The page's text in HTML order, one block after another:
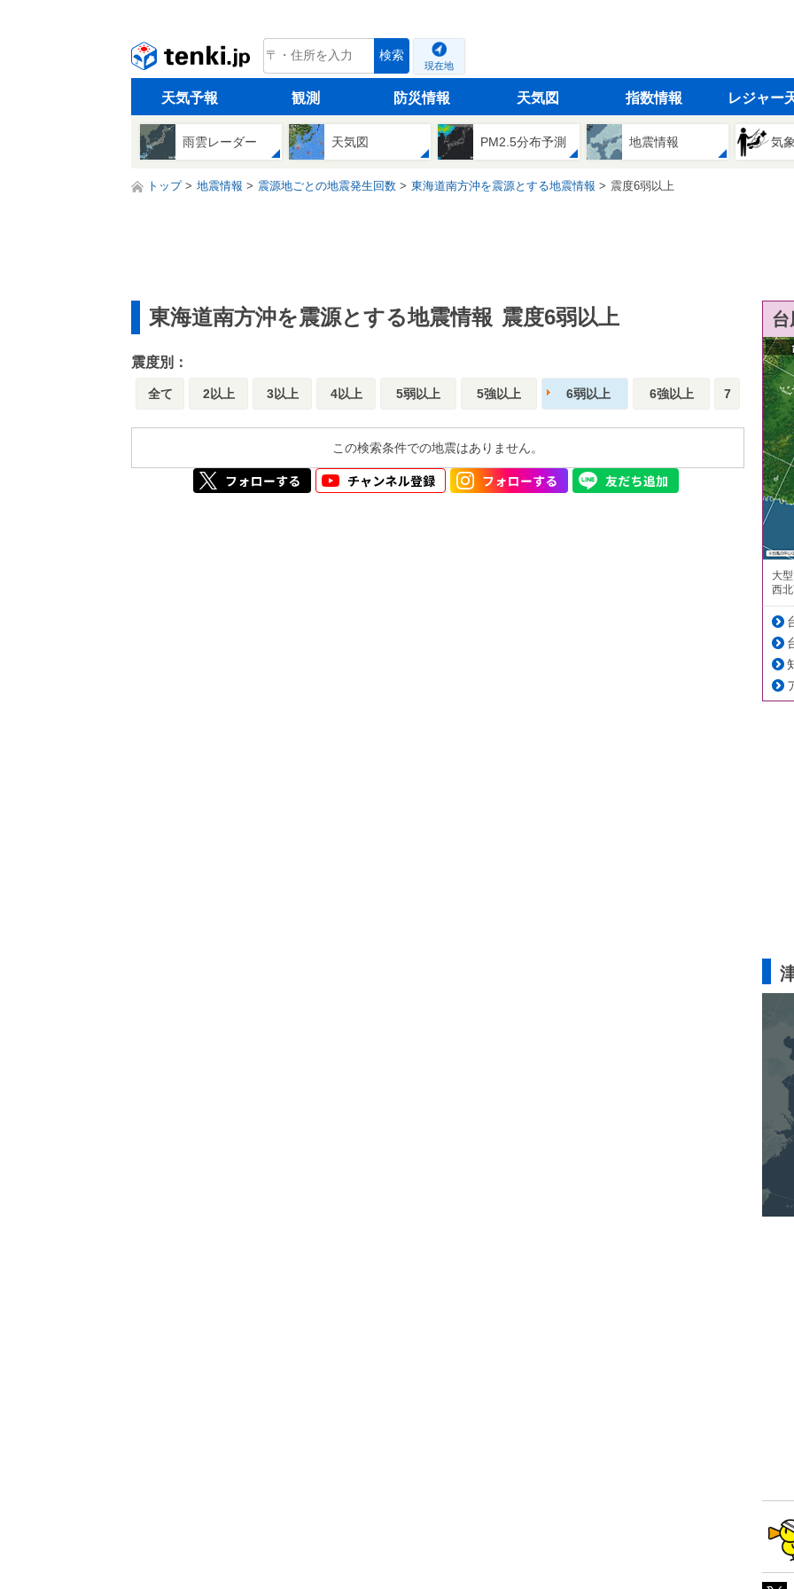
tenki.jp 検索
現在地
天気予報 観測 防災情報 天気図 指数情報 レジャー
雨雲レーダー 天気図 PM2.5分布予測 地震情報 気
トップ 地震情報 震源地ごとの地震発生回数 東海道南方沖を震源とする地震情報 震度6弱以上
東海道南方沖を震源とする地震情報 震度6弱以上
震度別：
全て 2以上 3以上 4以上 5弱以上 5強以上 6弱以上 6強以上 7
この検索条件での地震はありません。
大
西